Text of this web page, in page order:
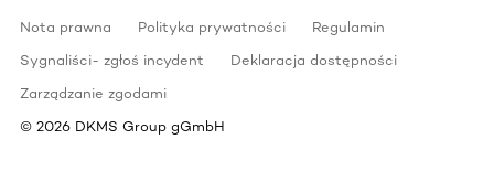
Nota prawna Polityka prywatności
Regulamin
Sygnaliści- zgłoś incydent
Deklaracja dostępności
Zarządzanie zgodami
© 2026 DKMS Group gGmbH